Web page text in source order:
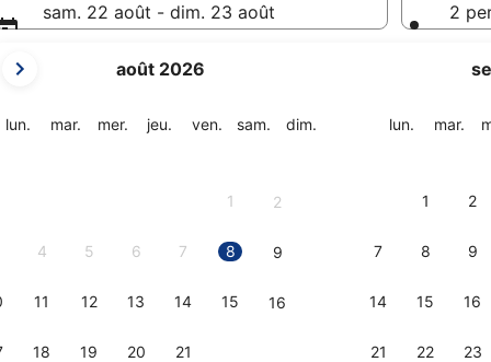
sam. 22 août - dim. 23 août
mois
sont
août 2026
lun. lundimar. mardi
mer. mercredi
jeu. jeudiven. vendredi
sam. samedi
dim.
1 2
4 5 6 7 8 9
11 12 13 14 15 16
18 19 20 21
lun. lundimar.
1 2
7 8 9
14 15 16
21 22 23
2